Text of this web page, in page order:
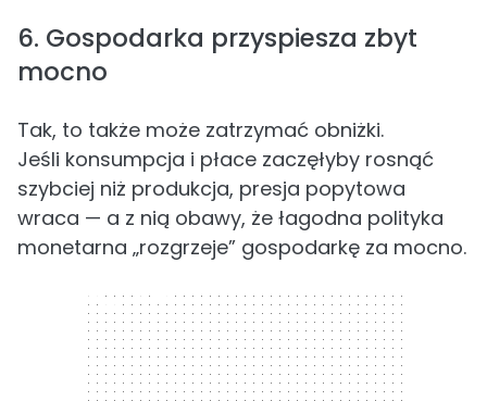
6. Gospodarka przyspiesza zbyt
mocno
Tak, to także może zatrzymać obniżki.
Jeśli konsumpcja i płace zaczęłyby rosnąć
szybciej niż produkcja, presja popytowa
wraca — a z nią obawy, że łagodna polityka
monetarna „rozgrzeje” gospodarkę za mocno.
300 x 250